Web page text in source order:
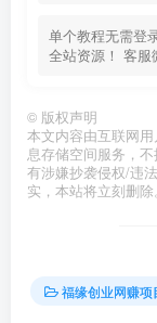
单个教程无需登
全站资源！ 客服
© 版权声明
本文内容由互联网
息存储空间服务，
有涉嫌抄袭侵权/违
实，本站将立刻删除。
福缘创业网赚项